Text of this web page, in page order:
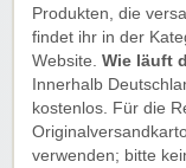
Produkten, die
findet ihr in der
Website. Wie läuft
Innerhalb
kostenlos. Für die
verwenden; bitte